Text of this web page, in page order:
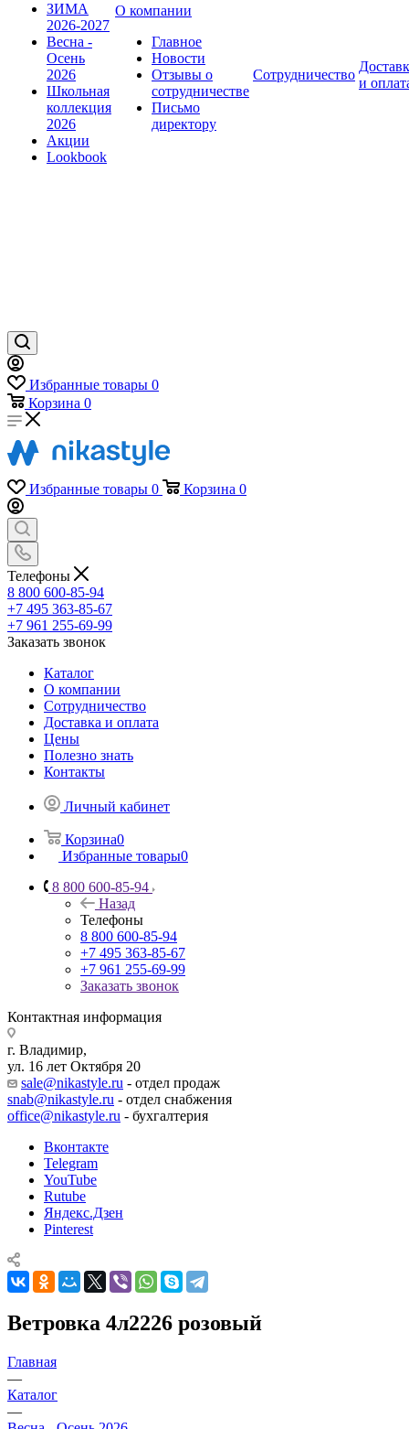
ЗИМА
2026-2027
Весна -
Осень
2026
Школьная
коллекция
2026
Акции
Lookbook
О компании
Главное
Новости
Отзывы о
сотрудничестве
Письмо
директору
Сотрудничество
и
Избранные товары 0
Корзина 0
Избранные товары 0 Корзина 0
Телефоны
8 800 600-85-94
+7 495 363-85-67
+7 961 255-69-99
Заказать звонок
Каталог
О компании
Сотрудничество
Доставка и оплата
Цены
Полезно знать
Контакты
Личный кабинет
Корзина0
Избранные товары0
8 800 600-85-94
Назад
Телефоны
8 800 600-85-94
+7 495 363-85-67
+7 961 255-69-99
Заказать звонок
Контактная информация
г. Владимир,
ул. 16 лет Октября 20
sale@nikastyle.ru - отдел продаж
snab@nikastyle.ru - отдел снабжения
office@nikastyle.ru - бухгалтерия
Вконтакте
Telegram
YouTube
Rutube
Яндекс.Дзен
Pinterest
Ветровка 4л2226 розовый
Главная
—
Каталог
—